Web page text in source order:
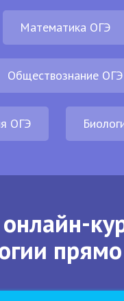
Математика ОГЭ
Обществознание ОГЭ
ОГЭ